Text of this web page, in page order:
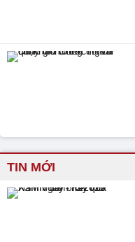
TIN MỚI